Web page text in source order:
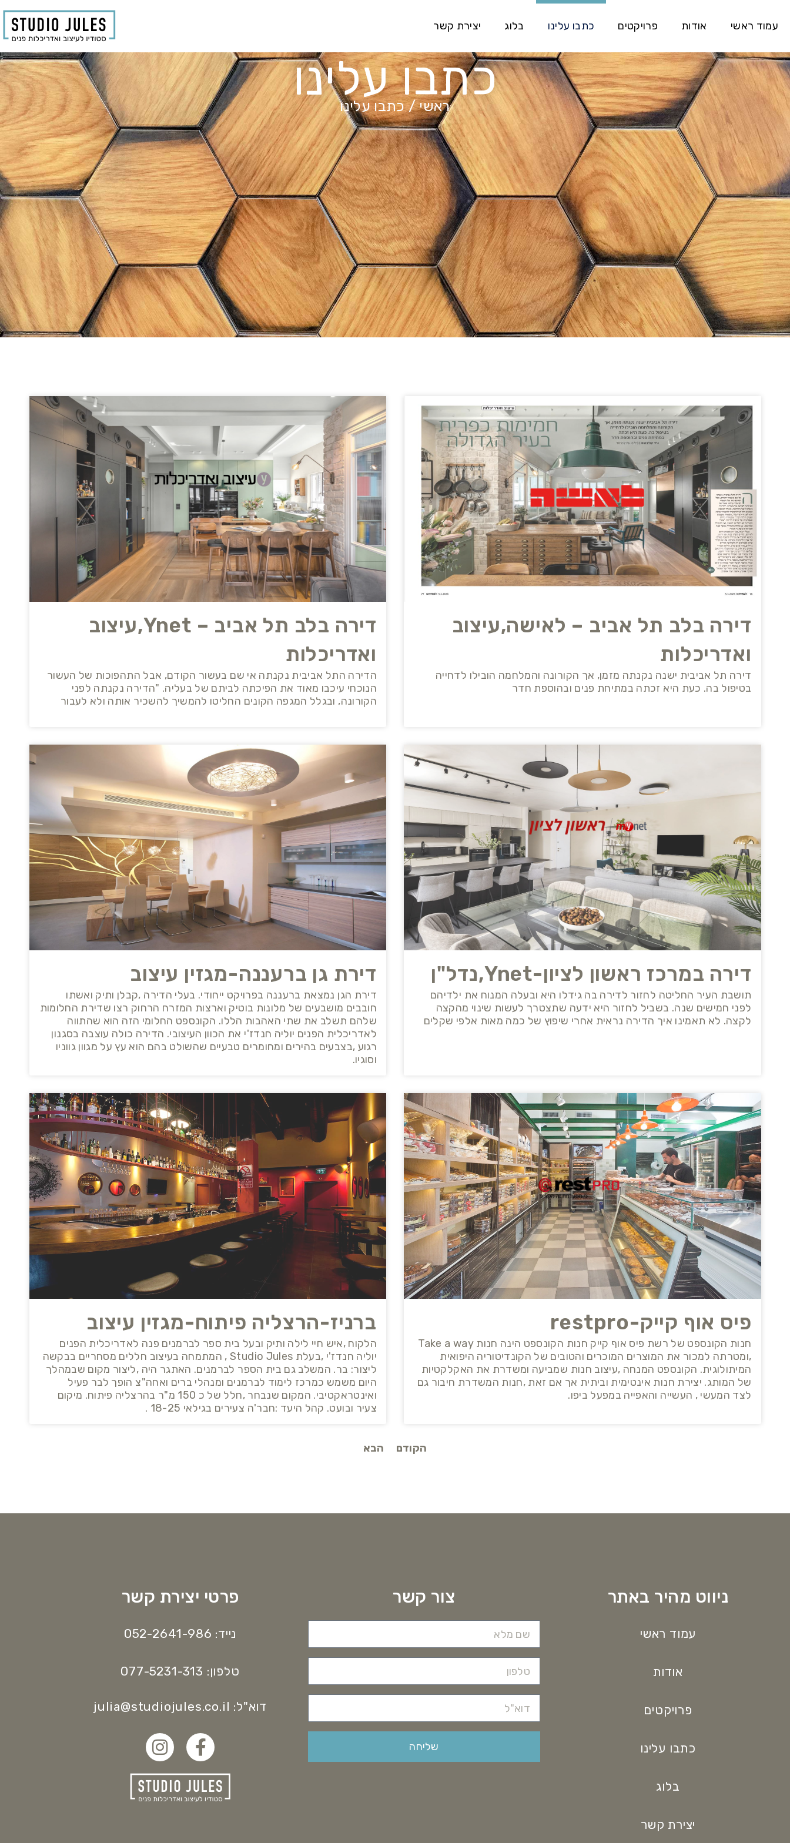
עמוד ראשי אודות פרויקטים כתבו עלינו בלוג יצירת קשר
כתבו עלינו
ראשי/כתבו עלינו
דירה בלב תל אביב – לאישה,עיצוב
ואדריכלות
דירה תל אביבית ישנה נקנתה מזמן, אך הקורונה והמלחמה הובילו לדחייה
בטיפול בה. כעת היא זכתה במתיחת פנים ובהוספת חדר
דירה בלב תל אביב – Ynet,עיצוב
ואדריכלות
הדירה התל אביבית נקנתה אי שם בעשור הקודם, אבל התהפוכות של העשור
הנוכחי עיכבו מאוד את הפיכתה לביתם של בעליה. "הדירה נקנתה לפני
הקורונה, ובגלל המגפה הקונים החליטו להמשיך להשכיר אותה ולא לעבור
דירה במרכז ראשון לציון-Ynet,נדל"ן
תושבת העיר החליטה לחזור לדירה בה גידלו היא ובעלה המנוח את ילדיהם
לפני חמישים שנה. בשביל לחזור היא ידעה שתצטרך לעשות שינוי מהקצה
לקצה. לא תאמינו איך הדירה נראית אחרי שיפוץ של כמה מאות אלפי שקלים
דירת גן ברעננה-מגזין עיצוב
דירת הגן נמצאת ברעננה בפרויקט ייחודי. בעלי הדירה ,קבלן ותיק ואשתו
חובבים מושבעים של מלונות בוטיק וארצות המזרח הרחוק רצו שדירת החלומות
שלהם תשלב את שתי האהבות הללו. הקונספט החלומי הזה הוא שהתווה
לאדריכלית הפנים יוליה חנדז'י את הכוון העיצובי. הדירה כולה עוצבה בסגנון
רגוע ,בצבעים בהירים ומחומרים טבעיים שהשולט בהם הוא עץ על מגוון גווניו
וסוגיו.
פיס אוף קייק-restpro
חנות הקונספט של רשת פיס אוף קייק חנות הקונספט הינה חנות Take a way
,ומטרתה למכור את המוצרים המוכרים והטובים של הקונדיטוריה היפואית
המיתולוגית. הקונספט המנחה ,עיצוב חנות שמביעה ומשדרת את האקלקטיות
של המותג. יצירת חנות אינטימית וביתית אך אם זאת ,חנות המשדרת חיבור גם
לצד המעשי , העשייה והאפייה במפעל ביפו.
ברניז-הרצליה פיתוח-מגזין עיצוב
הלקוח ,איש חיי לילה ותיק ובעל בית ספר לברמנים פנה לאדריכלית הפנים
יוליה חנדז'י ,בעלת Studio Jules , המתמחה בעיצוב חללים מסחריים בבקשה
ליצור: בר. המשלב גם בית הספר לברמנים. האתגר היה ,ליצור מקום שבמהלך
היום משמש כמרכז לימוד לברמנים ומנהלי ברים ואחה"צ הופך לבר פעיל
ואינטראקטיבי. המקום שנבחר ,חלל של כ 150 מ"ר בהרצליה פיתוח. מיקום
צעיר ובועט. קהל היעד :חבר'ה צעירים בגילאי 18-25 .
הקודם הבא
ניווט מהיר באתר
עמוד ראשי
אודות
פרויקטים
כתבו עלינו
בלוג
יצירת קשר
צור קשר
שליחה
פרטי יצירת קשר
נייד: 052-2641-986
טלפון: 077-5231-313
דוא"ל: julia@studiojules.co.il